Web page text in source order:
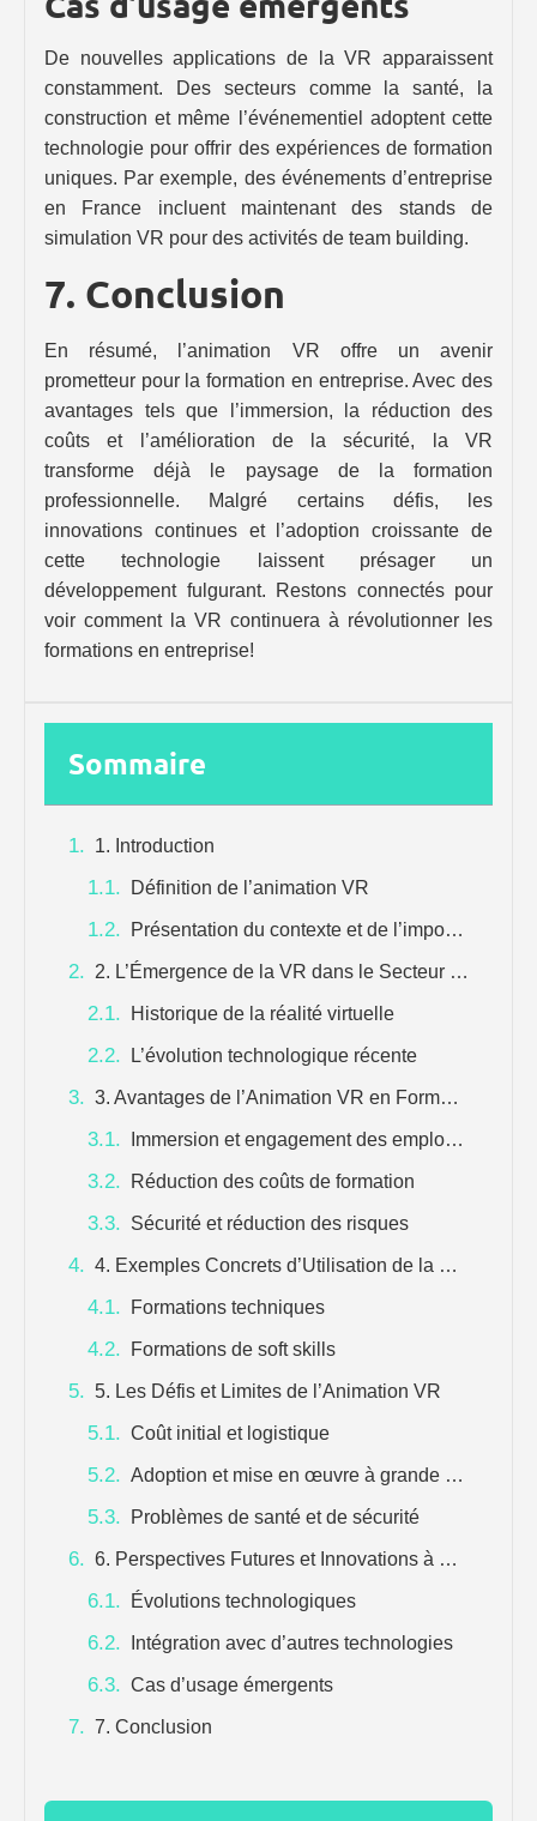
De nouvelles applications de la VR apparaissent
constamment. Des secteurs comme la santé, la
construction et même l’événementiel adoptent cette
technologie pour offrir des expériences de formation
uniques. Par exemple, des événements d’entreprise
en France incluent maintenant des stands de
simulation VR pour des activités de team building.
7. Conclusion
En résumé, l’animation VR offre un avenir
prometteur pour la formation en entreprise. Avec des
avantages tels que l’immersion, la réduction des
coûts et l’amélioration de la sécurité, la VR
transforme déjà le paysage de la formation
professionnelle. Malgré certains défis, les
innovations continues et l’adoption croissante de
cette technologie laissent présager un
développement fulgurant. Restons connectés pour
voir comment la VR continuera à révolutionner les
formations en entreprise!
Sommaire
1. Introduction
Définition de l’animation VR
Présentation du contexte et de l’importance de la formation en entreprise
2. L’Émergence de la VR dans le Secteur de la Formation
Historique de la réalité virtuelle
L’évolution technologique récente
3. Avantages de l’Animation VR en Formation
Immersion et engagement des employés
Réduction des coûts de formation
Sécurité et réduction des risques
4. Exemples Concrets d’Utilisation de la VR en Entreprise
Formations techniques
Formations de soft skills
5. Les Défis et Limites de l’Animation VR
Coût initial et logistique
Adoption et mise en œuvre à grande échelle
Problèmes de santé et de sécurité
6. Perspectives Futures et Innovations à Venir
Évolutions technologiques
Intégration avec d’autres technologies
Cas d’usage émergents
7. Conclusion